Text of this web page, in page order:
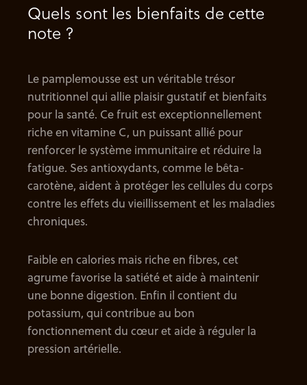
Quels sont les bienfaits de cette
note ?
Le pamplemousse est un véritable trésor
nutritionnel qui allie plaisir gustatif et bienfaits
pour la santé. Ce fruit est exceptionnellement
riche en vitamine C, un puissant allié pour
renforcer le système immunitaire et réduire la
fatigue. Ses antioxydants, comme le bêta-
carotène, aident à protéger les cellules du corps
contre les effets du vieillissement et les maladies
chroniques.
Faible en calories mais riche en fibres, cet
agrume favorise la satiété et aide à maintenir
une bonne digestion. Enfin il contient du
potassium, qui contribue au bon
fonctionnement du cœur et aide à réguler la
pression artérielle.